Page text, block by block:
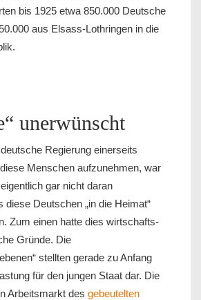
bis 1925 etwa 850.000 Deutsche
aus Elsass-Lothringen in die
unerwünscht
Regierung einerseits
Menschen aufzunehmen, war
gar nicht daran
diese Deutschen „in die Heimat“
Zum einen hatte dies wirtschafts-
Gründe. Die
stellten gerade zu Anfang
für den jungen Staat dar. Die
Arbeitsmarkt des gebeutelten